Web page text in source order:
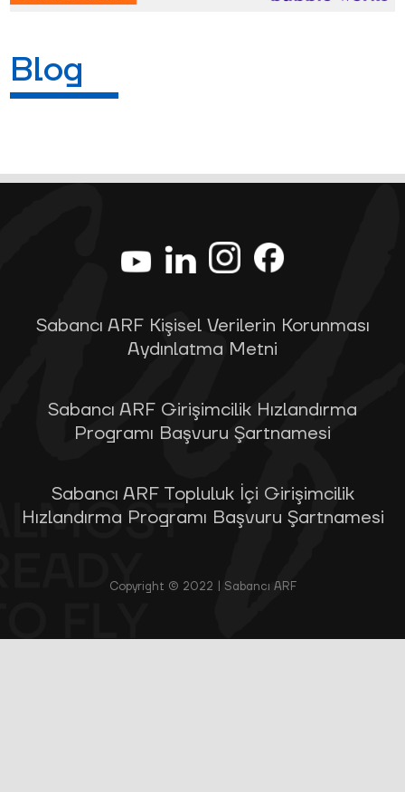
Blog
Sabancı ARF Kişisel Verilerin Korunması
Aydınlatma Metni
Sabancı ARF Girişimcilik Hızlandırma
Programı Başvuru Şartnamesi
Sabancı ARF Topluluk İçi Girişimcilik
Hızlandırma Programı Başvuru Şartnamesi
Copyright © 2022 | Sabancı ARF